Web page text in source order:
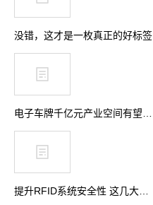
没错，这才是一枚真正的好标签